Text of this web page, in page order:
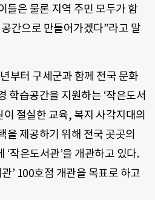
들은 물론 지역 주민 모두가 함
간으로 만들어가겠다”라고 말
부터 구세군과 함께 전국 문화
학습공간을 지원하는 ‘작은도서
이 절실한 교육, 복지 사각지대의
을 제공하기 위해 전국 곳곳의
작은도서관’을 개관하고 있다.
’ 100호점 개관을 목표로 하고